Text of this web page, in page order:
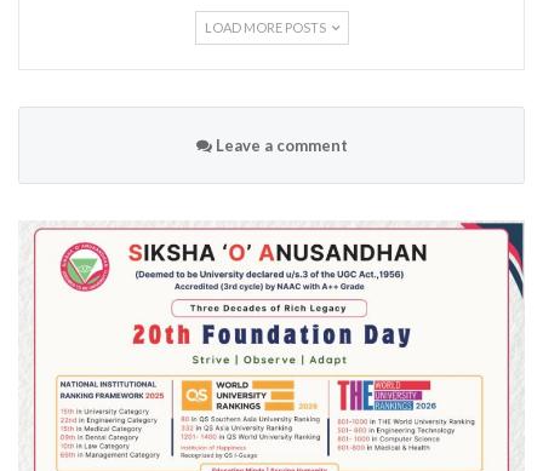
LOAD MORE POSTS
Leave a comment